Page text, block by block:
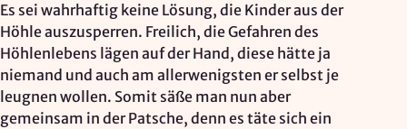
Es sei wahrhaftig keine Lösung, die Kinder aus der
Höhle auszusperren. Freilich, die Gefahren des
Höhlenlebens lägen auf der Hand, diese hätte ja
niemand und auch am allerwenigsten er selbst je
leugnen wollen. Somit säße man nun aber
gemeinsam in der Patsche, denn es täte sich ein